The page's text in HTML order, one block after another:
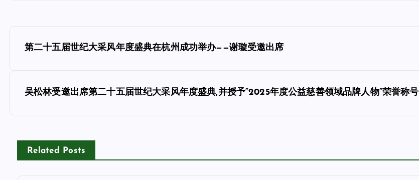
文
导
第二十五届世纪大采风年度盛典在杭州成功举办——谢璇受邀出席
吴松林受邀出席第二十五届世纪大采风年度盛典,并授予“2025年度公益慈善领域品牌人物”荣誉称号
Related Posts